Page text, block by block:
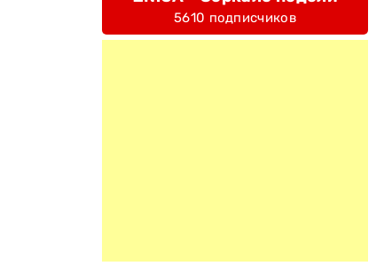
5610 подписчиков